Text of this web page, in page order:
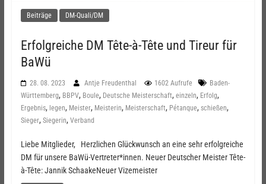
Beiträge DM-Quali/DM
Erfolgreiche DM Tête-à-Tête und Tireur für
BaWü
28. 08. 2023 Antje Freudenthal 1602 Aufrufe
Baden-
Württemberg, BBPV, Boule, Deutsche Meisterschaft, einzeln, Erfolg,
Ergebnis, legen, Meister, Meisterin, Meisterschaft, Pétanque, schießen,
Sieger, Siegerin, Verband
Liebe Mitglieder, Herzlichen Glückwunsch an eine sehr erfolgreiche
DM für unsere BaWü-Vertreter*innen. Neuer Deutscher Meister Tête-
à-Tête: Jannik SchaakeNeuer Vizemeister